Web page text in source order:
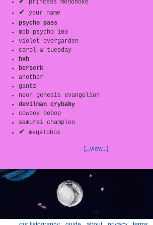
✔ princess mononoke
✔
your name
psycho pass
mob psycho 100
violet evergarden
carol & tuesday
hxh
berserk
another
gantz
neon genesis evangelion
devilman crybaby
cowboy bebop
samurai champloo
✔ megalobox
[...view...]